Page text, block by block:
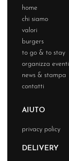
home
chi siamo
valori
burgers
to go & to stay
organizza eventi
news & stampa
contatti
AIUTO
privacy policy
DELIVERY